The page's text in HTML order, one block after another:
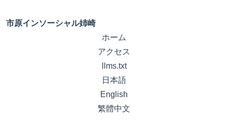
市原インソーシャル姉崎
ホーム
アクセス
llms.txt
日本語
English
繁體中文